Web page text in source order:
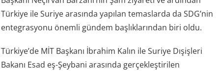
Türkiye ile Suriye arasında yapılan temaslarda da SDG’nin
entegrasyonu önemli gündem başlıklarından biri oldu.
Türkiye’de MİT Başkanı İbrahim Kalın ile Suriye Dışişleri
Bakanı Esad eş-Şeybani arasında gerçekleştirilen